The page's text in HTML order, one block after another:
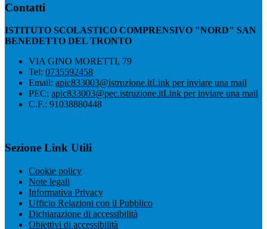
Contatti
ISTITUTO SCOLASTICO COMPRENSIVO "NORD" SAN
BENEDETTO DEL TRONTO
VIA GINO MORETTI, 79
Tel: 0735592458
Email: apic833003@istruzione.itLink per inviare una mail
PEC: apic833003@pec.istruzione.itLink per inviare una mail
C.F.: 91038880448
Sezione Link Utili
Cookie policy
Note legali
Informativa Privacy
Ufficio Relazioni con il Pubblico
Dichiarazione di accessibilità
Obiettivi di accessibilità